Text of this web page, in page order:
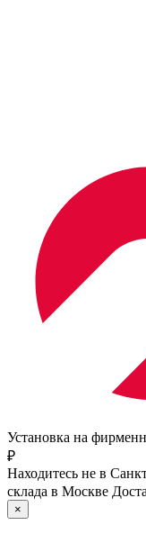
Установка на
₽
Находитесь не в
склада в Москве
×